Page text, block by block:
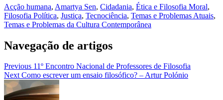
Acção humana, Amartya Sen, Cidadania, Ética e Filosofia Moral,
Filosofia Política, Justiça, Tecnociência, Temas e Problemas Atuais,
Temas e Problemas da Cultura Contemporânea
Navegação de artigos
Previous 11º Encontro Nacional de Professores de Filosofia
Next Como escrever um ensaio filosófico? – Artur Polónio